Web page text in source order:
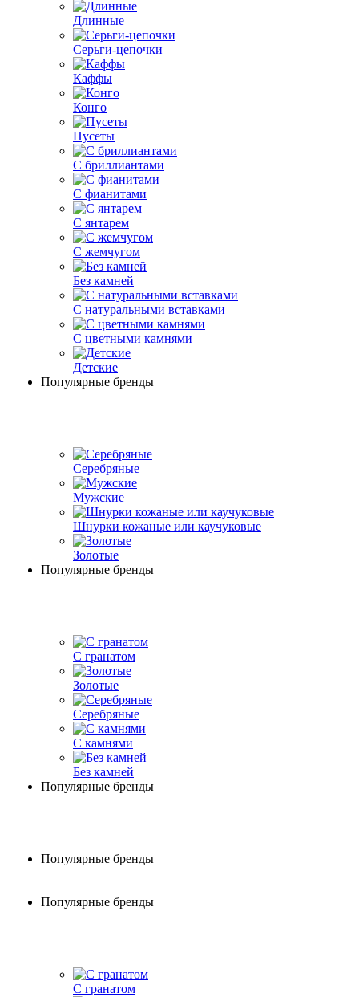
Длинные
Серьги-цепочки
Каффы
Конго
Пусеты
С бриллиантами
С фианитами
С янтарем
С жемчугом
Без камней
С натуральными вставками
С цветными камнями
Детские
Популярные бренды
Серебряные
Мужские
Шнурки кожаные или каучуковые
Золотые
Популярные бренды
С гранатом
Золотые
Серебряные
С камнями
Без камней
Популярные бренды
Популярные бренды
Популярные бренды
С гранатом